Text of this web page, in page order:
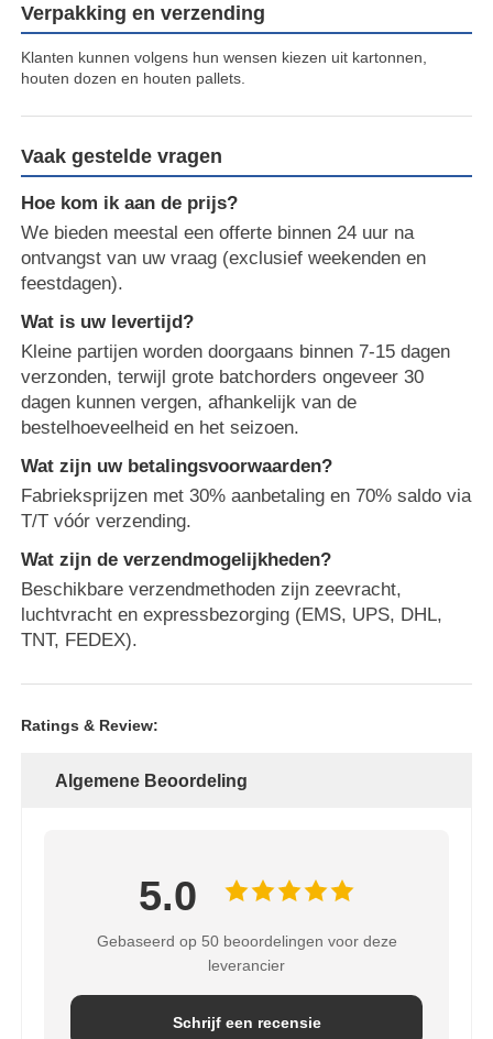
GPS-module
Stroommodule
Relais in vaste toestand
Connector
Verpakking en verzending
Klanten kunnen volgens hun wensen kiezen uit kartonnen,
houten dozen en houten pallets.
Vaak gestelde vragen
Hoe kom ik aan de prijs?
We bieden meestal een offerte binnen 24 uur na
ontvangst van uw vraag (exclusief weekenden en
feestdagen).
Wat is uw levertijd?
Kleine partijen worden doorgaans binnen 7-15 dagen
verzonden, terwijl grote batchorders ongeveer 30
dagen kunnen vergen, afhankelijk van de
bestelhoeveelheid en het seizoen.
Wat zijn uw betalingsvoorwaarden?
Fabrieksprijzen met 30% aanbetaling en 70% saldo via
T/T vóór verzending.
Wat zijn de verzendmogelijkheden?
Beschikbare verzendmethoden zijn zeevracht,
luchtvracht en expressbezorging (EMS, UPS, DHL,
TNT, FEDEX).
Ratings & Review:
Algemene Beoordeling
5.0
Gebaseerd op 50 beoordelingen voor deze
leverancier
Schrijf een recensie